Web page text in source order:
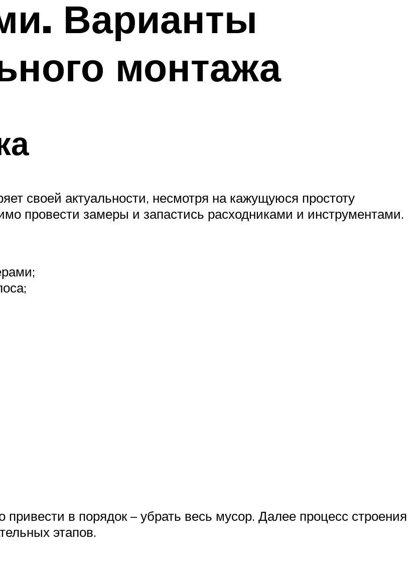
Варианты
монтажа
своей актуальности, несмотря на кажущуюся простоту
провести замеры и запастись расходниками и инструментами.
в порядок – убрать весь мусор. Далее процесс строения
этапов.